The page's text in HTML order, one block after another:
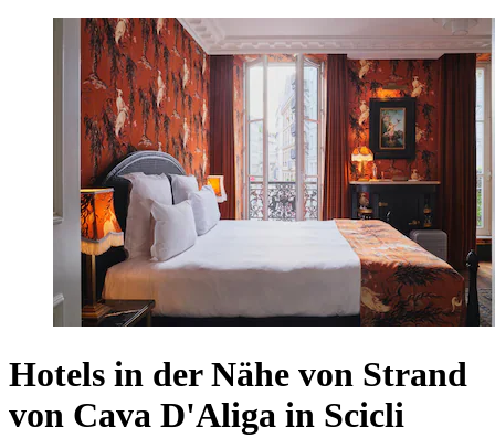
Hotels in der Nähe von Strand
von Cava D'Aliga in Scicli